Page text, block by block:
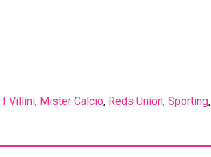
I Villini, Mister Calcio, Reds Union, Sporting,